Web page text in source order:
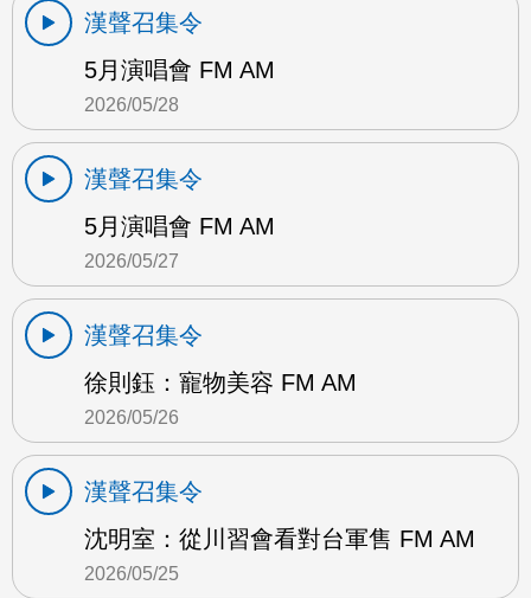
漢聲召集令
5月演唱會 FM AM
2026/05/28
漢聲召集令
5月演唱會 FM AM
2026/05/27
漢聲召集令
徐則鈺：寵物美容 FM AM
2026/05/26
漢聲召集令
沈明室：從川習會看對台軍售 FM AM
2026/05/25